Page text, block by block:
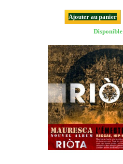
Ajouter au panier
Disponible